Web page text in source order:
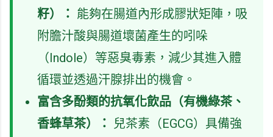
籽）： 能夠在腸道內形成膠狀矩陣，吸
附膽汁酸與腸道壞菌產生的吲哚
（Indole）等惡臭毒素，減少其進入體
循環並透過汗腺排出的機會。
富含多酚類的抗氧化飲品（有機綠茶、
香蜂草茶）： 兒茶素（EGCG）具備強